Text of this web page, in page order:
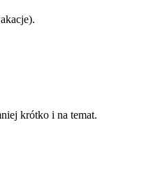
krótko i na temat.